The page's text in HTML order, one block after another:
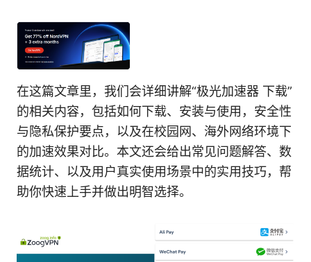
在这篇文章里，我们会详细讲解“极光加速器 下载”
的相关内容，包括如何下载、安装与使用，安全性
与隐私保护要点，以及在校园网、海外网络环境下
的加速效果对比。本文还会给出常见问题解答、数
据统计、以及用户真实使用场景中的实用技巧，帮
助你快速上手并做出明智选择。